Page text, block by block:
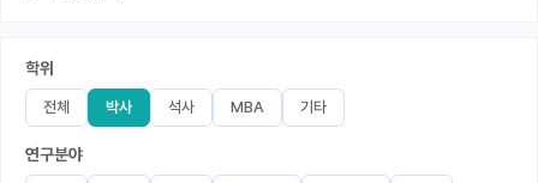
미국 유학 게시판
어드미션 포스팅
학위
전체 박사 석사 MBA 기타
연구분야